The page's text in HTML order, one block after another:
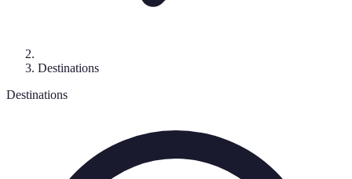
Destinations
Destinations